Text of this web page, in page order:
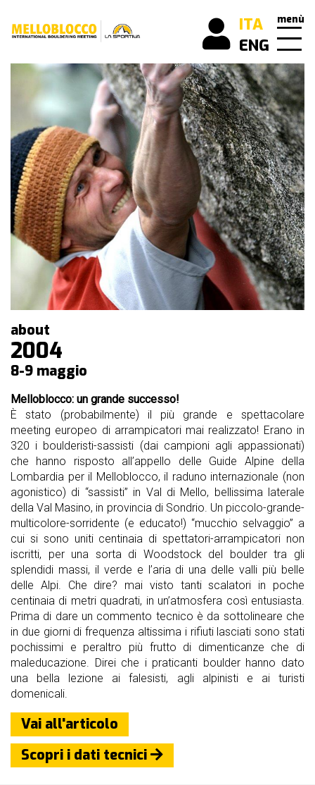
ITA
ENG
menù
scopri
cos’è
Melloblocco
news
come
arrivare
buone
pratiche
mello
history
i
nostri
sponsor
accoglienza
regolamento
about
2004
8-9 maggio
Melloblocco: un grande successo!
È stato (probabilmente) il più grande e spettacolare
meeting europeo di arrampicatori mai realizzato! Erano in
320 i boulderisti-sassisti (dai campioni agli appassionati)
che hanno risposto all’appello delle Guide Alpine della
Lombardia per il Melloblocco, il raduno internazionale (non
agonistico) di “sassisti” in Val di Mello, bellissima laterale
della Val Masino, in provincia di Sondrio. Un piccolo-grande-
multicolore-sorridente (e educato!) “mucchio selvaggio” a
cui si sono uniti centinaia di spettatori-arrampicatori non
iscritti, per una sorta di Woodstock del boulder tra gli
splendidi massi, il verde e l’aria di una delle valli più belle
delle Alpi. Che dire? mai visto tanti scalatori in poche
centinaia di metri quadrati, in un’atmosfera così entusiasta.
Prima di dare un commento tecnico è da sottolineare che
in due giorni di frequenza altissima i rifiuti lasciati sono stati
pochissimi e peraltro più frutto di dimenticanze che di
maleducazione. Direi che i praticanti boulder hanno dato
una bella lezione ai falesisti, agli alpinisti e ai turisti
domenicali.
Vai all'articolo
Scopri i dati tecnici